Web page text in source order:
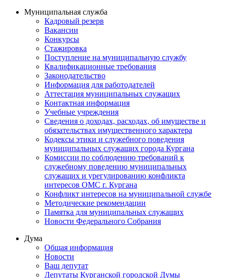
Муниципальная служба
Кадровый резерв
Вакансии
Конкурсы
Стажировка
Поступление на муниципальную службу
Квалификационные требования
Законодательство
Информация для работодателей
Аттестация муниципальных служащих
Контактная информация
Учебные учреждения
Сведения о доходах, расходах, об имуществе и
обязательствах имущественного характера
Кодексы этики и служебного поведения
муниципальных служащих города Кургана
Комиссии по соблюдению требований к
служебному поведению муниципальных
служащих и урегулированию конфликта
интересов ОМС г. Кургана
Конфликт интересов на муниципальной службе
Методические рекомендации
Памятка для муниципальных служащих
Новости Федерального Cобрания
Дума
Общая информация
Новости
Ваш депутат
Депутаты Курганской городской Думы